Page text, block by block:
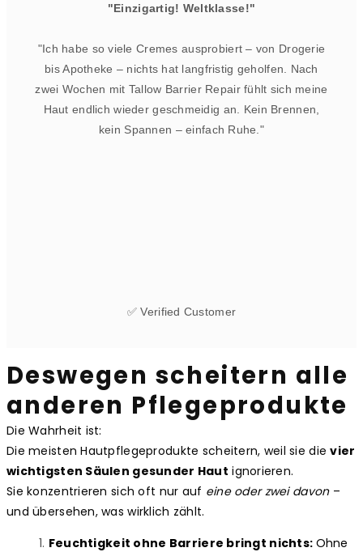
"Einzigartig! Weltklasse!"
"Ich habe so viele Cremes ausprobiert – von Drogerie
bis Apotheke – nichts hat langfristig geholfen. Nach
zwei Wochen mit Tallow Barrier Repair fühlt sich meine
Haut endlich wieder geschmeidig an. Kein Brennen,
kein Spannen – einfach Ruhe."
✅ Verified Customer
Deswegen scheitern alle
anderen Pflegeprodukte
Die Wahrheit ist:
Die meisten Hautpflegeprodukte scheitern, weil sie dievier
wichtigsten Säulen gesunder Haut ignorieren.
Sie konzentrieren sich oft nur auf eine oder zwei davon–
und übersehen, was wirklich zählt.
Feuchtigkeit ohne Barriere bringt nichts: Ohne